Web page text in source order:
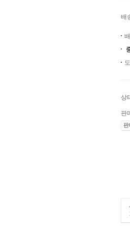
배
상
판
판